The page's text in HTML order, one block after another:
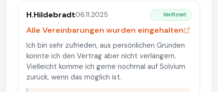
H.Hildebradt06.11.2025 Verifiziert
Alle Vereinbarungen wurden eingehalten
Ich bin sehr zufrieden, aus persönlichen Gründen
konnte ich den Vertrag aber nicht verlängern.
Vielleicht komme ich gerne nochmal auf Solvium
zurück, wenn das möglich ist.